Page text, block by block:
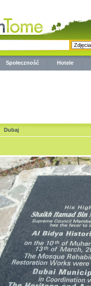
Społeczność Hotele
Dubaj